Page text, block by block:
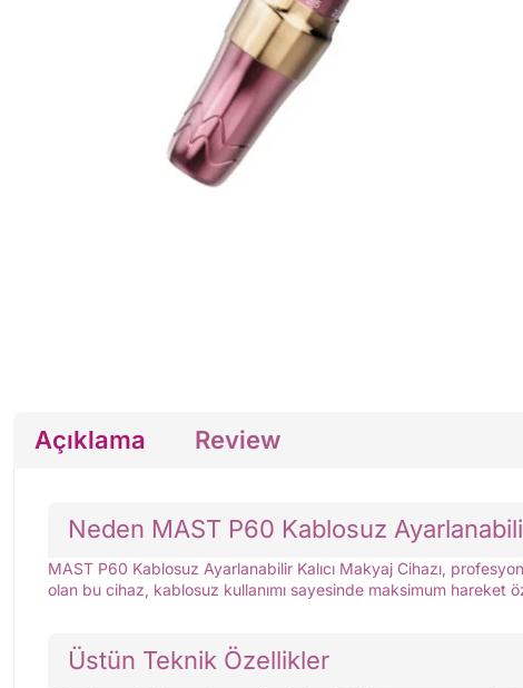
Açıklama Review
Neden MAST P60 Kablosuz
MAST P60 Kablosuz Ayarlanabilir Kalıcı Makyaj Cihazı,
olan bu cihaz, kablosuz kullanımı sayesinde maksimum
Üstün Teknik Özellikler